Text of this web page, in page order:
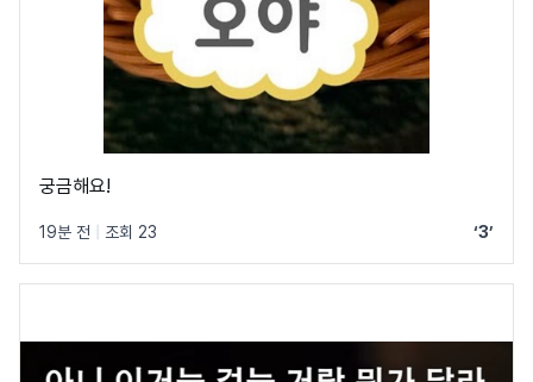
궁금해요!
19분 전 조회 23 ‘3’